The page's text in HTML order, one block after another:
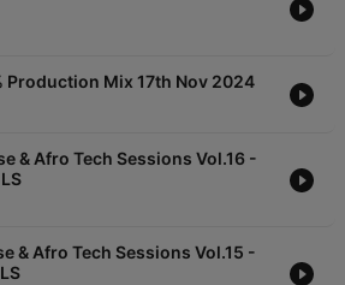
Production Mix 17th Nov 2024
& Afro Tech Sessions Vol.16 -
& Afro Tech Sessions Vol.15 -